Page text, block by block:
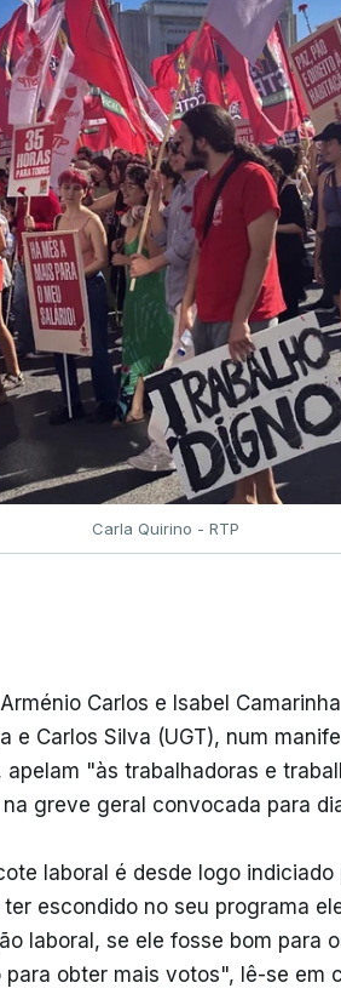
Carla Quirino - RTP
Carlos e Isabel
e Carlos Silva (UGT), num
"às trabalhadoras e
greve geral convocada para
laboral é desde logo
escondido no seu programa
laboral, se ele fosse bom para
obter mais votos", lê-se em